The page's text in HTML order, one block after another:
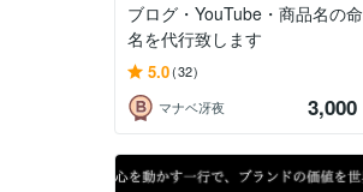
ブログ・YouTube・商品名の命
名を代行致します
5.0(32)
マナベ冴夜
3,000